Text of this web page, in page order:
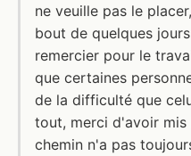
ne veuille pas le
bout de quelques
remercier pour le
que certaines
de la difficulté que
tout, merci d'avoir
chemin n'a pas